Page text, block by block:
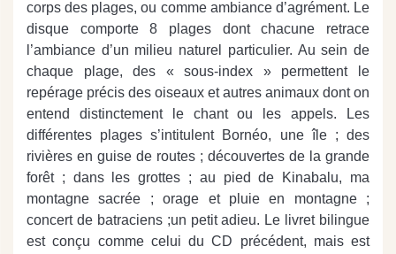
corps des plages, ou comme ambiance d’agrément. Le
disque comporte 8 plages dont chacune retrace
l’ambiance d’un milieu naturel particulier. Au sein de
chaque plage, des « sous-index » permettent le
repérage précis des oiseaux et autres animaux dont on
entend distinctement le chant ou les appels. Les
différentes plages s’intitulent Bornéo, une île ; des
rivières en guise de routes ; découvertes de la grande
forêt ; dans les grottes ; au pied de Kinabalu, ma
montagne sacrée ; orage et pluie en montagne ;
concert de batraciens ;un petit adieu. Le livret bilingue
est conçu comme celui du CD précédent, mais est